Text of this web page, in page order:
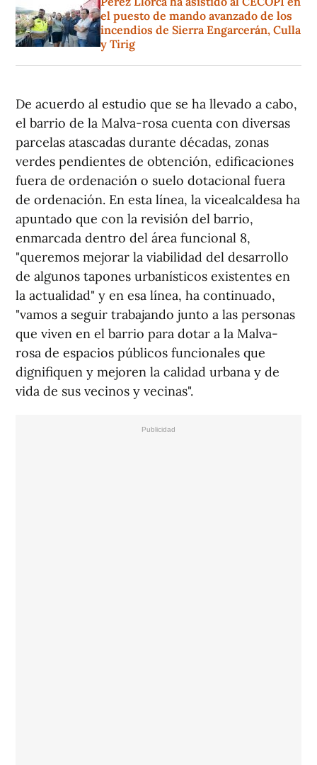
el puesto de mando avanzado de los
incendios de Sierra Engarcerán, Culla
y Tirig
De acuerdo al estudio que se ha llevado a cabo,
el barrio de la Malva-rosa cuenta con diversas
parcelas atascadas durante décadas, zonas
verdes pendientes de obtención, edificaciones
fuera de ordenación o suelo dotacional fuera
de ordenación. En esta línea, la vicealcaldesa ha
apuntado que con la revisión del barrio,
enmarcada dentro del área funcional 8,
"queremos mejorar la viabilidad del desarrollo
de algunos tapones urbanísticos existentes en
la actualidad" y en esa línea, ha continuado,
"vamos a seguir trabajando junto a las personas
que viven en el barrio para dotar a la Malva-
rosa de espacios públicos funcionales que
dignifiquen y mejoren la calidad urbana y de
vida de sus vecinos y vecinas".